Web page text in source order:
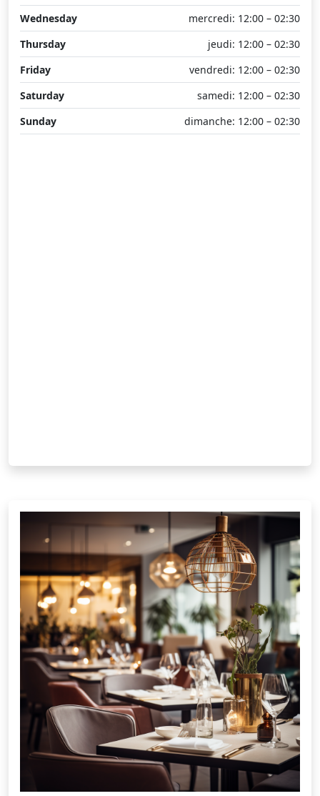
Wednesday
mercredi: 12:00 – 02:30
Thursday
jeudi: 12:00 – 02:30
Friday
vendredi: 12:00 – 02:30
Saturday
samedi: 12:00 – 02:30
Sunday
dimanche: 12:00 – 02:30